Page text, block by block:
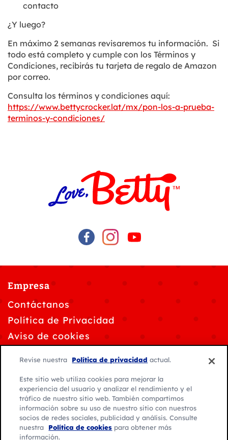
contacto
¿Y luego?
En máximo 2 semanas revisaremos tu información. Si
todo está completo y cumple con los Términos y
Condiciones, recibirás tu tarjeta de regalo de Amazon
por correo.
Consulta los términos y condiciones aquí:
https://www.bettycrocker.lat/mx/pon-los-a-prueba-
terminos-y-condiciones/
Empresa
Contáctanos
Política de Privacidad
Aviso de cookies
Solicitudes de privacidad de datos
Condiciones de uso
Revise nuestra Política de privacidad actual.
Este sitio web utiliza cookies para mejorar la
experiencia del usuario y analizar el rendimiento y el
tráfico de nuestro sitio web. También compartimos
información sobre su uso de nuestro sitio con nuestros
socios de redes sociales, publicidad y análisis. Consulte
nuestra
Política de cookies para obtener más
información.